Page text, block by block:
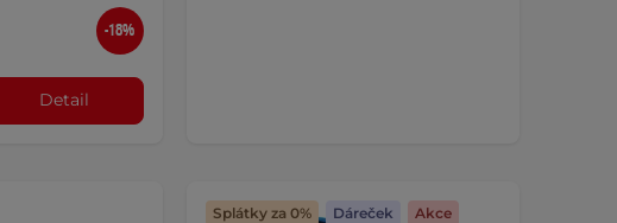
-18%
Detail
Splátky za 0% Dáreček Akce